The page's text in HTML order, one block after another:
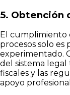
5. Obtención
El cumplimiento
procesos solo es
experimentado.
del sistema legal
fiscales y las
apoyo